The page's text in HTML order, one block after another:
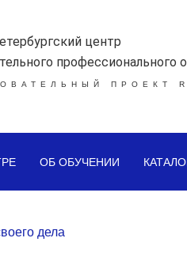
центр
профессионального
ПРОЕКТ
ОБ ОБУЧЕНИИ
дела